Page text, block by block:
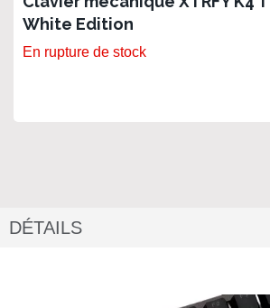
White Edition
En rupture de stock
DÉTAILS